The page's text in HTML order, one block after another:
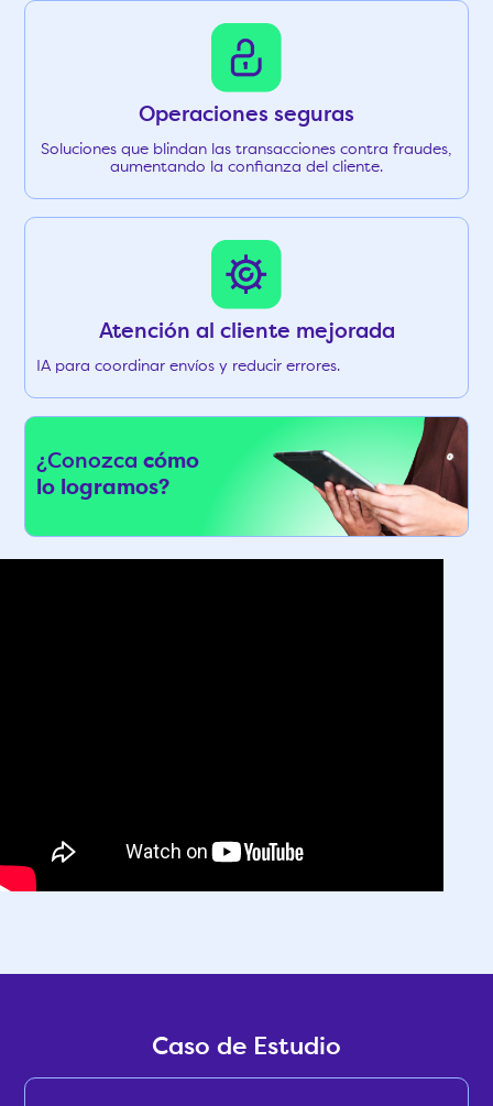
Operaciones seguras
Soluciones que blindan las transacciones contra fraudes,
aumentando la confianza del cliente.
Atención al cliente mejorada
IA para coordinar envíos y reducir errores.
¿Conozcacómo
lo logramos?
Caso de Estudio